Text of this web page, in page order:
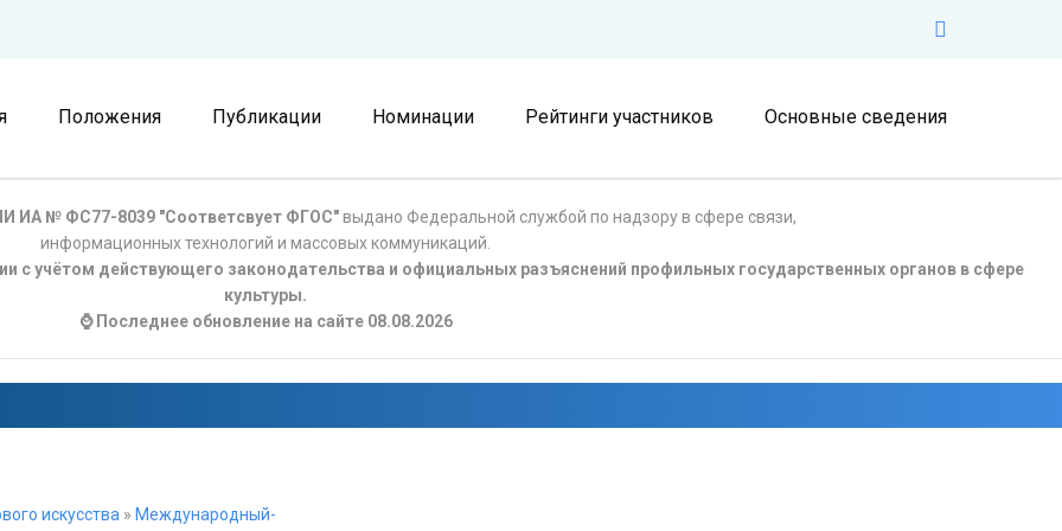
Положения Публикации Номинации Рейтинги участников Основные сведения
ИА № ФС77-8039 "Соответсвует ФГОС"выдано Федеральной службой по надзору в сфере связи,
информационных технологий и массовых коммуникаций.
с учётом действующего законодательства и официальных разъяснений профильных государственных органов в сфере
культуры.
⌚ Последнее обновление на сайте 08.08.2026
искусства » Международный-